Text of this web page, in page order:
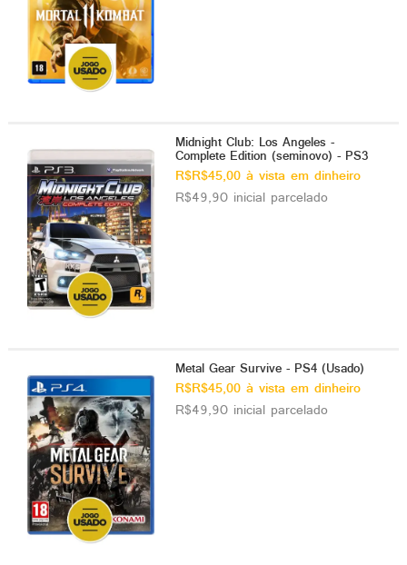
Midnight Club: Los Angeles -
Complete Edition (seminovo) - PS3
R$R$45,00 à vista em dinheiro
R$49,90 inicial parcelado
Metal Gear Survive - PS4 (Usado)
R$R$45,00 à vista em dinheiro
R$49,90 inicial parcelado